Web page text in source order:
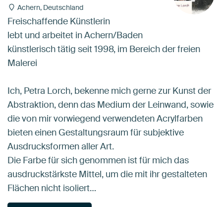
Achern, Deutschland
Freischaffende Künstlerin
lebt und arbeitet in Achern/Baden
künstlerisch tätig seit 1998, im Bereich der freien
Malerei
Ich, Petra Lorch, bekenne mich gerne zur Kunst der
Abstraktion, denn das Medium der Leinwand, sowie
die von mir vorwiegend verwendeten Acrylfarben
bieten einen Gestaltungsraum für subjektive
Ausdrucksformen aller Art.
Die Farbe für sich genommen ist für mich das
ausdruckstärkste Mittel, um die mit ihr gestalteten
Flächen nicht isoliert…